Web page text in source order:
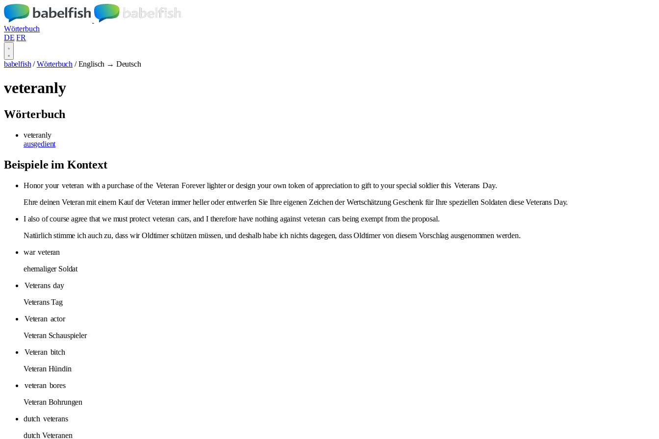
Wörterbuch
DE FR
babelfish / Wörterbuch / Englisch → Deutsch
veteranly
Wörterbuch
veteranly
ausgedient
Beispiele im Kontext
Honor your veteran with a purchase of the Veteran Forever lighter or design your own token of appreciation to gift to your special soldier this Veterans Day.
Ehre deinen Veteran mit einem Kauf der Veteran immer heller oder entwerfen Sie Ihre eigenen Zeichen der Wertschätzung Geschenk für Ihre speziellen Soldaten diese Veterans Day.
I also of course agree that we must protect veteran cars, and I therefore have nothing against veteran cars being exempt from the proposal.
Natürlich stimme ich auch zu, dass wir Oldtimer schützen müssen, und deshalb habe ich nichts dagegen, dass Oldtimer von diesem Vorschlag ausgenommen werden.
war veteran
ehemaliger Soldat
Veterans day
Veterans Tag
Veteran actor
Veteran Schauspieler
Veteran bitch
Veteran Hündin
veteran bores
Veteran Bohrungen
dutch veterans
dutch Veteranen